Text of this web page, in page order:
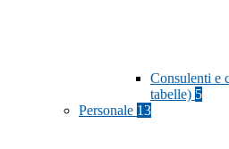
Consulenti e
tabelle) 5
Personale 13